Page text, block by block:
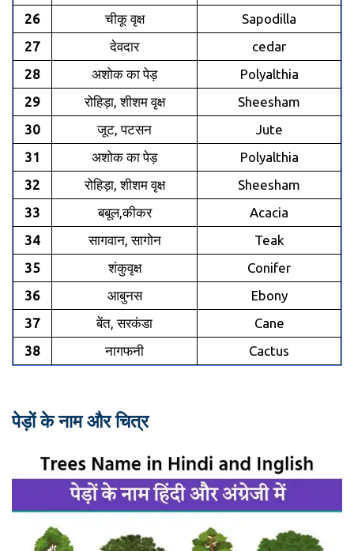
26
चीकू वृक्ष
Sapodilla
27
देवदार
cedar
28
अशोक का पेड़
Polyalthia
29
रोहिड़ा, शीशम वृक्ष
Sheesham
30
जूट, पटसन
Jute
31
अशोक का पेड़
Polyalthia
32
रोहिड़ा, शीशम वृक्ष
Sheesham
33
बबूल,कीकर
Acacia
34
सागवान, सागोन
Teak
35
शंकुवृक्ष
Conifer
36
आबुनस
Ebony
37
बेंत, सरकंडा
Cane
38
नागफनी Cactus
पेड़ों के नाम और चित्र